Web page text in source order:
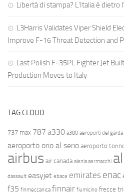
Libertà di stampa? L’Italia è dietro
L3Harris Validates Viper Shield
Improve F-16 Threat Detection and
Last Polish F-35PL Fighter Jet
Production Moves to Italy
TAG CLOUD
737 max 787 a330 a380 aeroporti del garda
aeroporto orio al serio aeroporto
airbus air canada alenia aermacchi
dassault easyjet ebace emirates enac
f35 finmeccanica finnair fiumicino frecce